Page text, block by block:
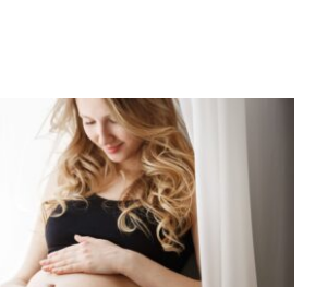
en el Árbol
Genealógico